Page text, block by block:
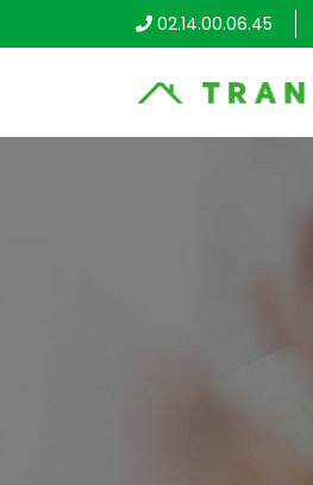
02.14.00.06.45